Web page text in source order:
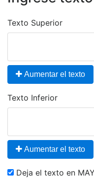
Texto Superior
Aumentar el texto
Texto Inferior
Aumentar el texto
Deja el texto en